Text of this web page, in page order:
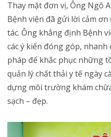
quản lý chất thải y tế ngày
dựng môi trường khám
sạch – đẹp.